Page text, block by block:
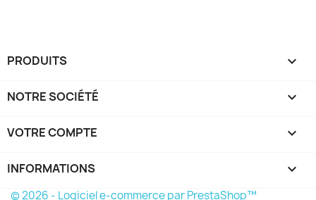
PRODUITS 
NOTRE SOCIÉTÉ 
VOTRE COMPTE 
INFORMATIONS keyboard_arrow_down
© 2026 - Logiciel e-commerce par PrestaShop™